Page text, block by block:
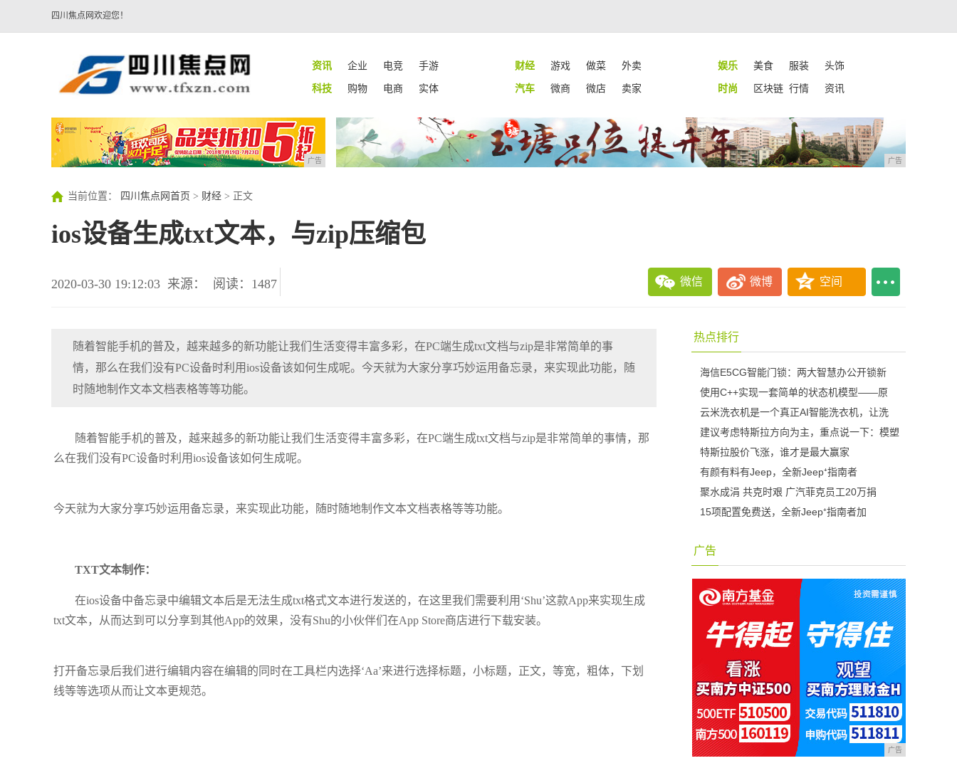
四川焦点网欢迎您！
资讯 企业 电竞 手游 财经 游戏 做菜 外卖 娱乐 美食 服装
头饰
科技
购物 电商 实体 汽车 微商 微店 卖家 时尚 区块链 行情 资讯
广告 广告
当前位置： 四川焦点网首页 > 财经 > 正文
ios设备生成txt文本，与zip压缩包
2020-03-30 19:12:03 来源： 阅读：1487 微信 微博 空间
随着智能手机的普及，越来越多的新功能让我们生活变得丰富多彩，在PC端生成txt文档与zip是非常简单的事
情，那么在我们没有PC设备时利用ios设备该如何生成呢。今天就为大家分享巧妙运用备忘录，来实现此功能，随
时随地制作文本文档表格等等功能。
随着智能手机的普及，越来越多的新功能让我们生活变得丰富多彩，在PC端生成txt文档与zip是非常简单的事情，那
么在我们没有PC设备时利用ios设备该如何生成呢。
今天就为大家分享巧妙运用备忘录，来实现此功能，随时随地制作文本文档表格等等功能。
TXT文本制作：
在ios设备中备忘录中编辑文本后是无法生成txt格式文本进行发送的，在这里我们需要利用‘Shu’这款App来实现生成
txt文本，从而达到可以分享到其他App的效果，没有Shu的小伙伴们在App Store商店进行下载安装。
打开备忘录后我们进行编辑内容在编辑的同时在工具栏内选择‘Aa’来进行选择标题，小标题，正文，等宽，粗体，下划
线等等选项从而让文本更规范。
热点排行
海信E5CG智能门锁：两大智慧办公开锁新
使用C++实现一套简单的状态机模型——原
云米洗衣机是一个真正AI智能洗衣机，让洗
建议考虑特斯拉方向为主，重点说一下：模塑
特斯拉股价飞涨，谁才是最大赢家
有颜有料有Jeep，全新Jeep⁺指南者
聚水成涓 共克时艰 广汽菲克员工20万捐
15项配置免费送，全新Jeep⁺指南者加
广告
广告